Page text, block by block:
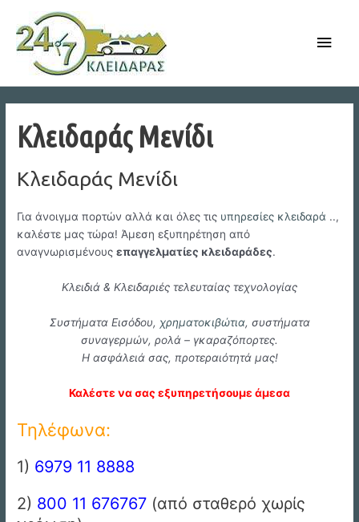
content
Main
Κλειδαράς Μενίδι
Κλειδαράς Μενίδι
Για άνοιγμα πορτών αλλά και όλες τις υπηρεσίες κλειδαρά ..,
καλέστε μας τώρα! Άμεση εξυπηρέτηση από
αναγνωρισμένουςεπαγγελματίες κλειδαράδες.
Κλειδιά & Κλειδαριές τελευταίας τεχνολογίας
Συστήματα Εισόδου, χρηματοκιβώτια, συστήματα
συναγερμών, ρολά – γκαραζόπορτες.
Η ασφάλειά σας, προτεραιότητά μας!
Καλέστε να σας εξυπηρετήσουμε άμεσα
Τηλέφωνα:
1) 6979 11 8888
2) 800 11 676767 (από σταθερό χωρίς